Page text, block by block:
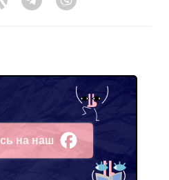
Twitter Telegram
на наш